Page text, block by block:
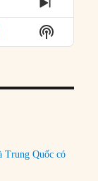
NEXT
Show
Podcast
Trung Quốc có